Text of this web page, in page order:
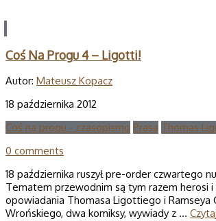
Coś Na Progu 4 – Ligotti!
Autor: Mateusz Kopacz
18 października 2012
Coś na progu - czasopismo Prasa Thomas
0 comments
18 października ruszył pre-order czwartego
Tematem przewodnim są tym razem herosi i
opowiadania Thomasa Ligottiego i Ramseya
Wrońskiego, dwa komiksy, wywiady z …